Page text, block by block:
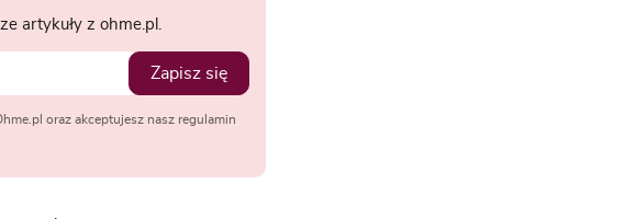
artykuły z ohme.pl.
Zapisz się
oraz akceptujesz nasz regulamin